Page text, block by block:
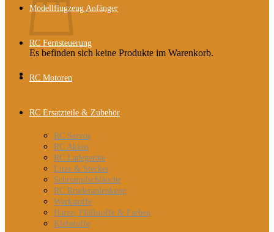
Es befinden sich keine Produkte im Warenkorb.
Modellflugzeug Anfänger
RC Fernsteuerung
RC Motoren
RC Ersatzteile & Zubehör
RC Servos
RC Akkus
RC Ladegeräte
Litze & Stecker
Schrumpfschläuche
RC Rruderanlenkung
Werkstoffe
Harze, Flüllstoffe & Farben
Klebstoffe